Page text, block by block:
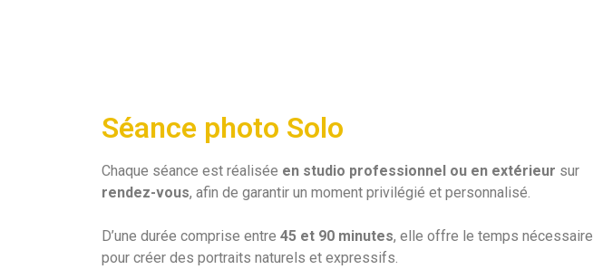
Séance photo Solo
Chaque séance est réalisée en studio professionnel ou en extérieur sur
rendez-vous, afin de garantir un moment privilégié et personnalisé.
D’une durée comprise entre 45 et 90 minutes, elle offre le temps nécessaire
pour créer des portraits naturels et expressifs.